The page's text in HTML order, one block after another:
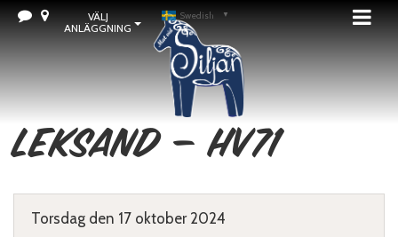
VÄLJ
ANLÄGGNING
Swedish ▼
Leksand – HV71
Torsdag den 17 oktober 2024